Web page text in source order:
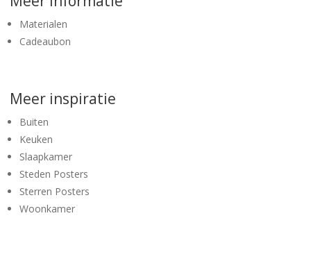
Materialen
Cadeaubon
Meer inspiratie
Buiten
Keuken
Slaapkamer
Steden Posters
Sterren Posters
Woonkamer